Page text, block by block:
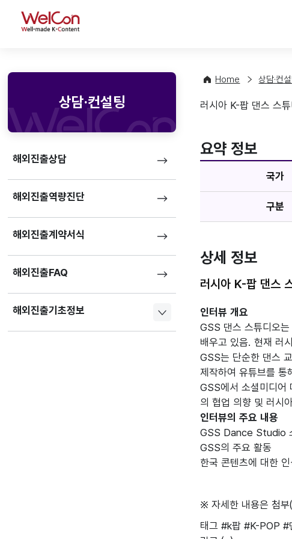
WelCon
상담·컨설팅
해외진출상담
해외진출역량진단
해외진출계약서식
해외진출FAQ
해외진출기초정보
Home 상담·컨
기업정보
러시아 K-팝 댄스 스
요약 정보
국가
구분
상세 정보
러시아 K-팝 댄스
인터뷰 개요
GSS 댄스 스튜디오
배우고 있음. 현재 러
GSS는 단순한 댄스
제작하여 유튜브를 통
GSS에서 소셜미디어
의 협업 의향 및 러시
인터뷰의 주요 내용
GSS Dance Studio
GSS의 주요 활동
한국 콘텐츠에 대한
※ 자세한 내용은 첨부
태그 #k팝 #K-POP #